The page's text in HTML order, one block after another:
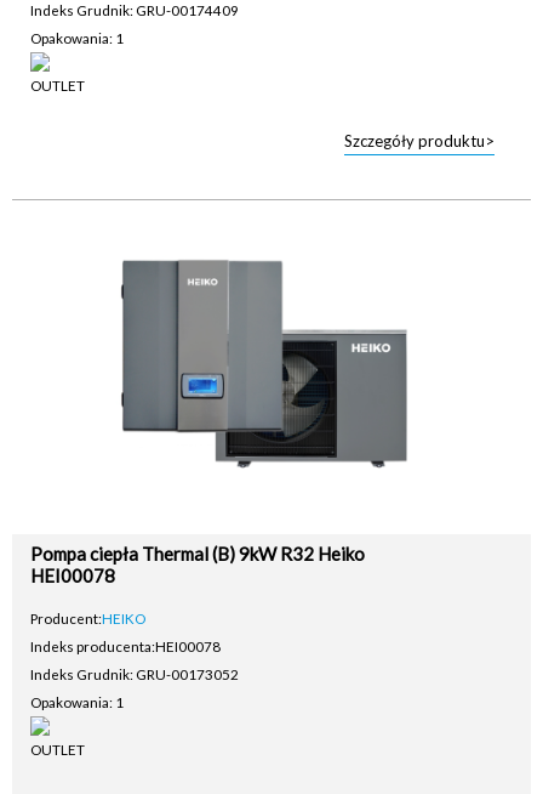
Indeks Grudnik: GRU-00174409
Opakowania: 1
Szczegóły produktu>
Pompa ciepła Thermal (B) 9kW R32 Heiko
HEI00078
Producent:HEIKO
Indeks producenta:HEI00078
Indeks Grudnik: GRU-00173052
Opakowania: 1